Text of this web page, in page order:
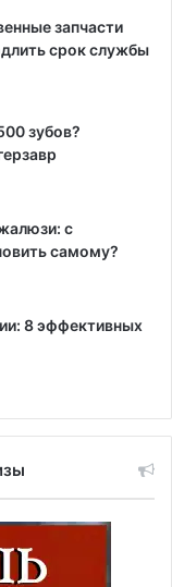
запчасти
срок службы
зубов?
с
самому?
8 эффективных